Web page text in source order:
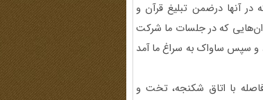
آنها درضمن تبلیغ قرآن و
که در جلسات ما شرکت
و سپس ساواک به سراغ ما آمد
با اتاق شکنجه، تخت و